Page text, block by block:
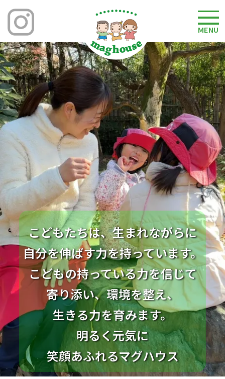
こどもたちは、生まれながらに
自分を伸ばす力を持っています。
こどもの持っている力を信じて
寄り添い、環境を整え、
生きる力を育みます。
明るく元気に
笑顔あふれるマグハウス